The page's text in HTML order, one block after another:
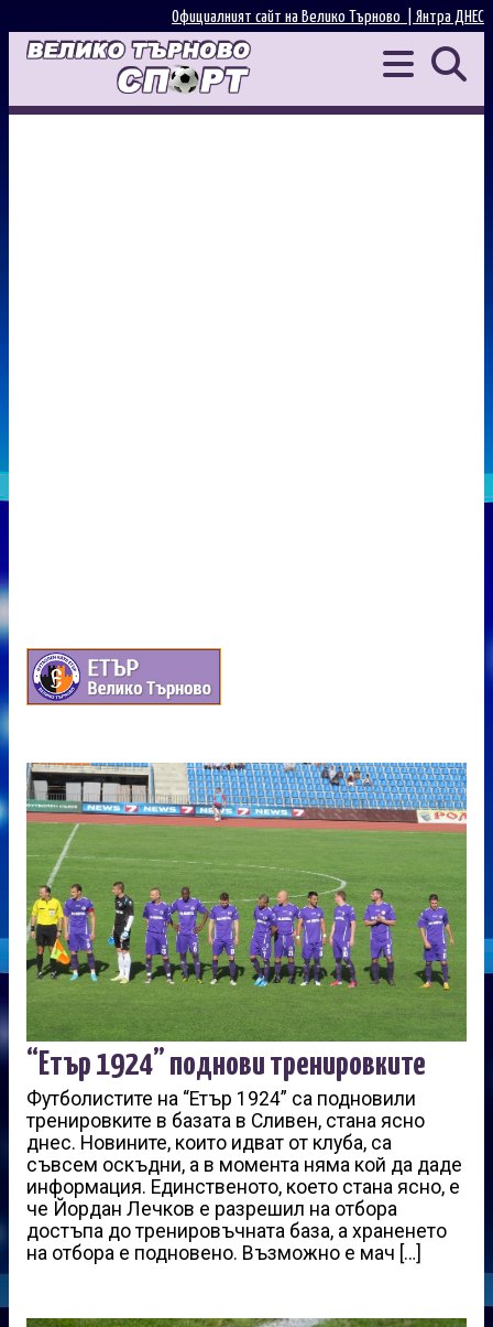
Янтра ДНЕС
Официалният сайт на Велико Търново |
“Етър 1924” поднови тренировките
Футболистите на “Етър 1924” са подновили
тренировките в базата в Сливен, стана ясно
днес. Новините, които идват от клуба, са
съвсем оскъдни, а в момента няма кой да даде
информация. Единственото, което стана ясно, е
че Йордан Лечков е разрешил на отбора
достъпа до тренировъчната база, а храненето
на отбора е подновено. Възможно е мач […]